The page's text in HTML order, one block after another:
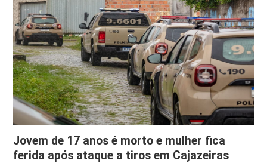
Jovem de 17 anos é morto e mulher fica
ferida após ataque a tiros em Cajazeiras